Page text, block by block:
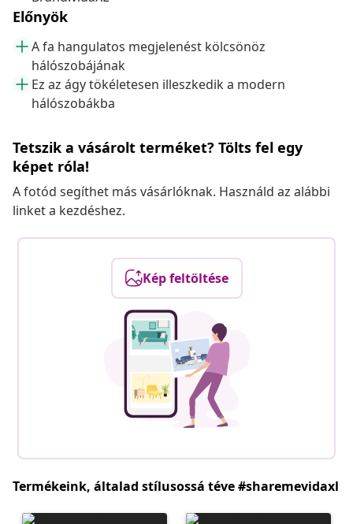
Előnyök
A fa hangulatos megjelenést kölcsönöz
hálószobájának
Ez az ágy tökéletesen illeszkedik a modern
hálószobákba
Tetszik a vásárolt terméket? Tölts fel egy
képet róla!
A fotód segíthet más vásárlóknak. Használd az alábbi
linket a kezdéshez.
Kép feltöltése
Termékeink, általad stílusossá téve #sharemevidaxl